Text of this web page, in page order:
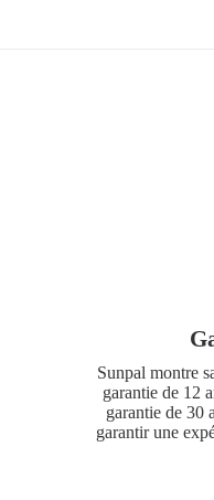
Sunpal montre
garantie de 12
garantie de 30
garantir une